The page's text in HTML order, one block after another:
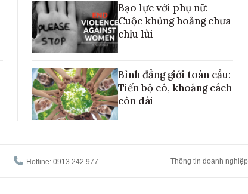
Bạo lực với phụ nữ:
Cuộc khủng hoảng chưa
chịu lùi
Bình đẳng giới toàn cầu:
Tiến bộ có, khoảng cách
còn dài
Hotline: 0913.242.977 Thông tin doanh nghiệp